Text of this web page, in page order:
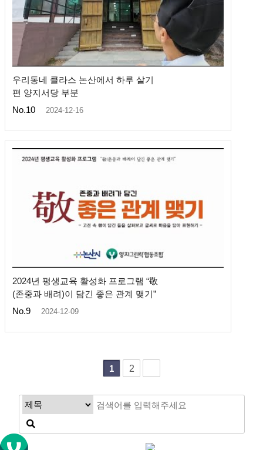
우리동네 클라스 논산에서 하루 살기
편 양지서당 부분
No.10
2024-12-16
2024년 평생교육 활성화 프로그램 “敬
(존중과 배려)이 담긴 좋은 관계 맺기”
No.9
2024-12-09
1 2